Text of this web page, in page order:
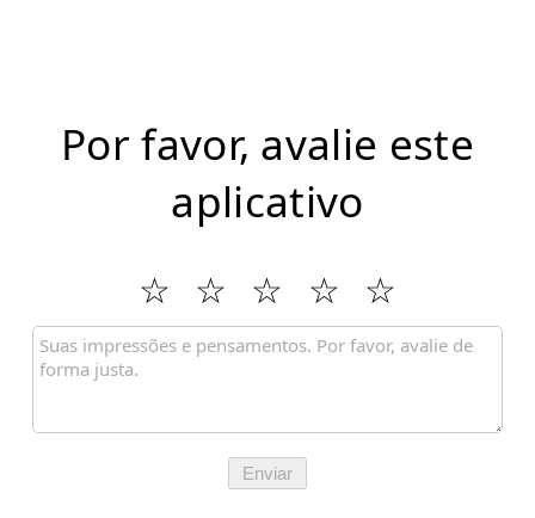
Por favor, avalie este
aplicativo
Enviar